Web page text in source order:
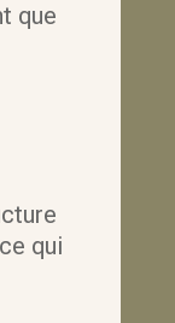
que
qui